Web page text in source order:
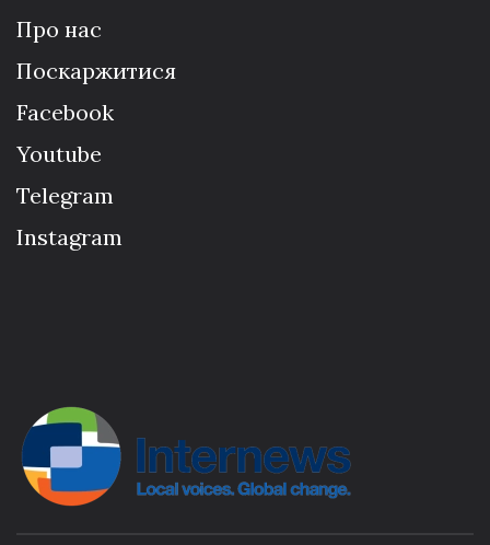
Про нас
Поскаржитися
Facebook
Youtube
Telegram
Instagram